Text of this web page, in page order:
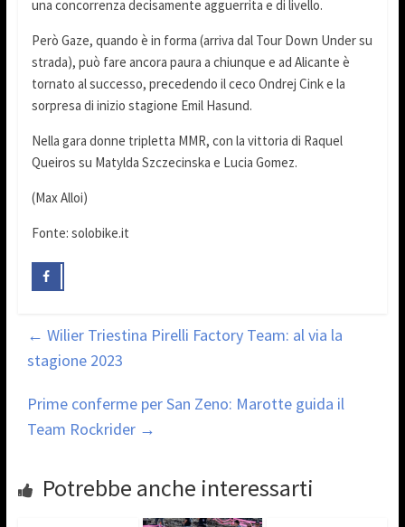
una concorrenza decisamente agguerrita e di livello.
Però Gaze, quando è in forma (arriva dal Tour Down Under su
strada), può fare ancora paura a chiunque e ad Alicante è
tornato al successo, precedendo il ceco Ondrej Cink e la
sorpresa di inizio stagione Emil Hasund.
Nella gara donne tripletta MMR, con la vittoria di Raquel
Queiros su Matylda Szczecinska e Lucia Gomez.
(Max Alloi)
Fonte: solobike.it
← Wilier Triestina Pirelli Factory Team: al via la
stagione 2023
Prime conferme per San Zeno: Marotte guida il
Team Rockrider →
Potrebbe anche interessarti